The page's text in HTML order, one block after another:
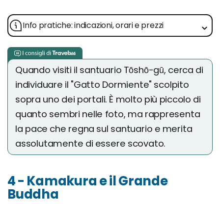
Info pratiche: indicazioni, orari e prezzi
Quando visiti il santuario Tōshō-gū, cerca di
individuare il "Gatto Dormiente" scolpito
sopra uno dei portali. È molto più piccolo di
quanto sembri nelle foto, ma rappresenta
la pace che regna sul santuario e merita
assolutamente di essere scovato.
4 - Kamakura e il Grande
Buddha